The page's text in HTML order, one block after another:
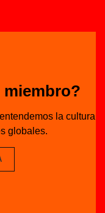
miembro?
la cultura
globales.